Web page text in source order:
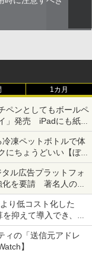
1カ月
ペンとしてもボールペ
」発売 iPadにも紙に
凍ペットボトルで体
にちょうどいい【ぼっ
なにしてる？】
ル広告プラットフォ
化を要請 著名人の写
して
り低コスト化した
抑えて導入でき、
ィの「送信元アドレ
】